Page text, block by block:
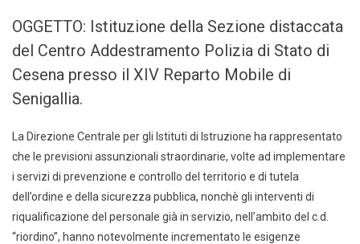
OGGETTO: Istituzione della Sezione distaccata
del Centro Addestramento Polizia di Stato di
Cesena presso il XIV Reparto Mobile di
Senigallia.
La Direzione Centrale per gli Istituti di Istruzione ha rappresentato
che le previsioni assunzionali straordinarie, volte ad implementare
i servizi di prevenzione e controllo del territorio e di tutela
dell’ordine e della sicurezza pubblica, nonchè gli interventi di
riqualificazione del personale già in servizio, nell’ambito del c.d.
“riordino”, hanno notevolmente incrementato le esigenze